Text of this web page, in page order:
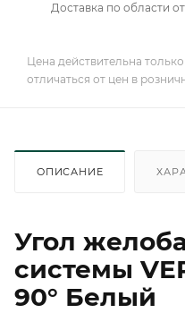
Доставка по области от
Цена действительна
отличаться от цен в
ОПИСАНИЕ
Угол
системы
90° Белый